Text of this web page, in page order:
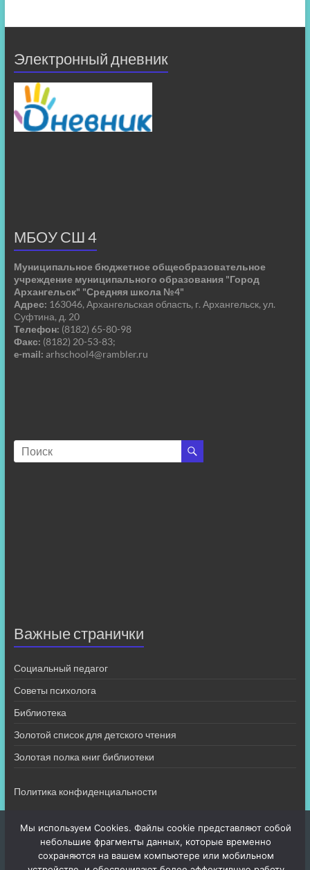
Электронный дневник
МБОУ СШ 4
Муниципальное бюджетное общеобразовательное
учреждение муниципального образования "Город
Архангельск" "Средняя школа №4"
Адрес: 163046, Архангельская область, г. Архангельск, ул.
Суфтина, д. 20
Телефон: (8182) 65-80-98
Факс: (8182) 20-53-83;
e-mail: arhschool4@rambler.ru
Важные странички
Социальный педагог
Советы психолога
Библиотека
Золотой список для детского чтения
Золотая полка книг библиотеки
Политика конфиденциальности
Мы используем Cookies. Файлы cookie представляют собой
небольшие фрагменты данных, которые временно
сохраняются на вашем компьютере или мобильном